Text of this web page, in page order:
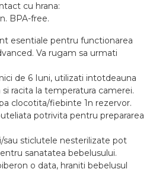
cu hrana:
BPA-free.
esentiale pentru functionarea
Va rugam sa urmati
6 Iuni, utilizati intotdeauna
racita la temperatura camerei.
clocotita/fiebinte 1n rezervor.
potrivita pentru prepararea
sticlutele nesterilizate pot
sanatatea bebelusului.
o data, hraniti bebelusul